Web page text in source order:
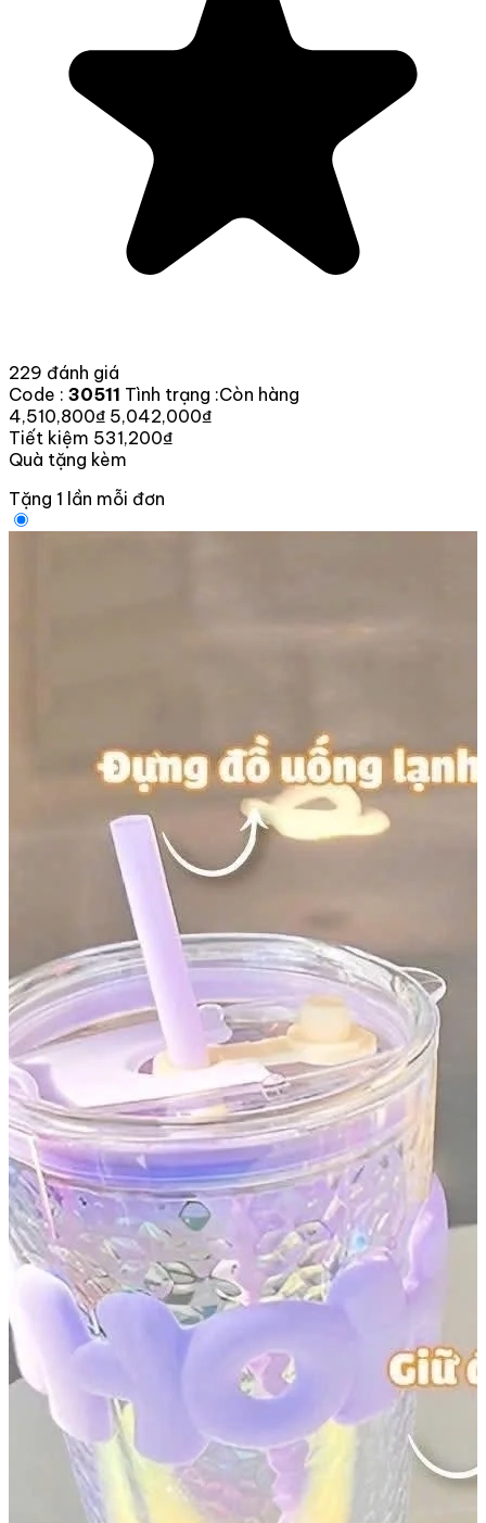
229 đánh giá
Code : 30511 Tình trạng :Còn hàng
4,510,800₫ 5,042,000₫
Tiết kiệm 531,200₫
Quà tặng kèm
Tặng 1 lần mỗi đơn